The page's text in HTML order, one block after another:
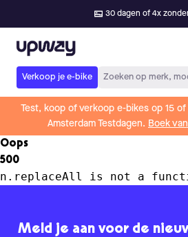
30 dagen of 4x
Upway
Verkoop je e-bike Zoeken op merk,
Test, koop of verkoop e-bikes op 15
Amsterdam Testdagen. Boek
Oops
500
n.replaceAll is not a
Meld je aan voor de